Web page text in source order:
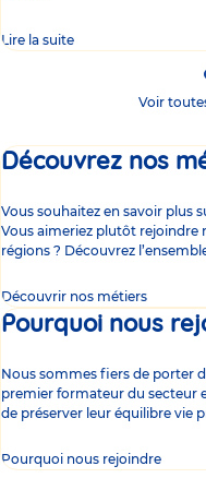
Lire la suite
Voir
Découvrez nos
Vous souhaitez en savoir plus
Vous aimeriez plutôt rejoindre
régions ? Découvrez
Découvrir nos métiers
Pourquoi nous
Nous sommes fiers de porter
premier formateur du secteur
de préserver leur équilibre vie
Pourquoi nous rejoindre